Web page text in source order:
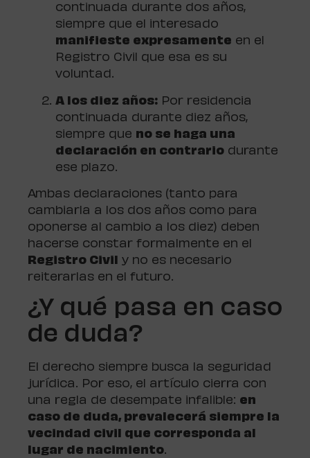
continuada durante dos años,
siempre que el interesado
manifieste expresamente en el
Registro Civil que esa es su
voluntad.
A los diez años:Por residencia
continuada durante diez años,
siempre que no se haga una
declaración en contrariodurante
ese plazo.
Ambas declaraciones (tanto para
cambiarla a los dos años como para
oponerse al cambio a los diez) deben
hacerse constar formalmente en el
Registro Civil
y no es necesario
reiterarlas en el futuro.
¿Y qué pasa en caso
de duda?
El derecho siempre busca la seguridad
jurídica. Por eso, el artículo cierra con
una regla de desempate infalible: en
caso de duda, prevalecerá siempre la
vecindad civil que corresponda al
lugar de nacimiento.